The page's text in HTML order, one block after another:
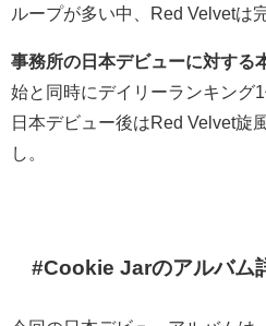
ループが多い中、Red Velvetは
事務所の日本デビューに対する
始と同時にデイリーランキング
日本デビュー後はRed Velvet旋
し。
#Cookie Jarのアルバム